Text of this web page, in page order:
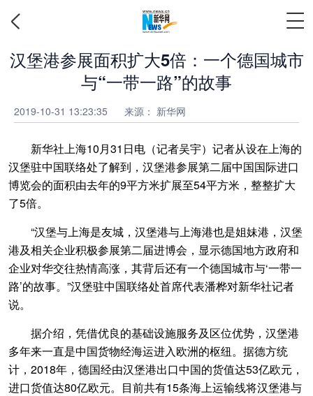
汉堡港参展面积扩大5倍：一个德国城市
与“一带一路”的故事
2019-10-31 13:23:35 来源： 新华网
新华社上海10月31日电（记者吴宇）记者从设在上海的
汉堡驻中国联络处了解到，汉堡港参展第二届中国国际进口
博览会的面积由去年的9平方米扩展至54平方米，整整扩大
了5倍。
“汉堡与上海是友城，汉堡港与上海港也是姐妹港，汉堡
港及相关企业积极参展第二届进博会，显示德国地方政府和
企业对华交往热情高涨，其背后还有一个德国城市与‘一带一
路’的故事。”汉堡驻中国联络处首席代表潘桦对新华社记者
说。
据介绍，凭借优良的基础设施服务及区位优势，汉堡港
多年来一直是中国货物经海运进入欧洲的枢纽。据德方统
计，2018年，德国经由汉堡港出口中国的货值达53亿欧元，
进口货值达80亿欧元。目前共有15条海上运输线将汉堡港与